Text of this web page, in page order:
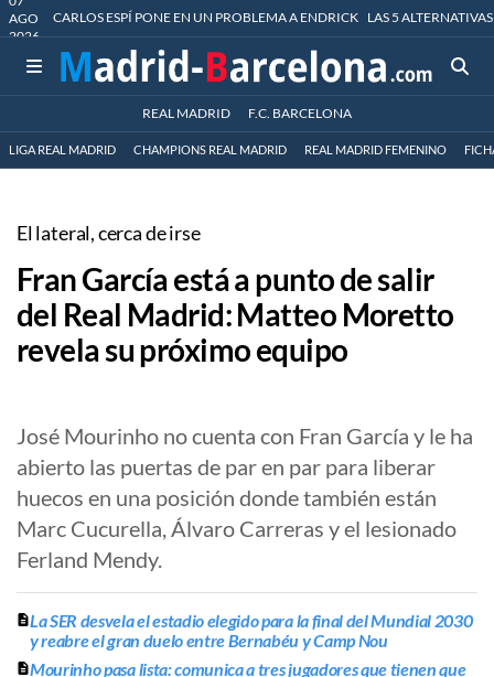
AGO
2026
CARLOS ESPÍ PONE EN UN PROBLEMA A ENDRICK LAS 5
REAL MADRID F.C. BARCELONA
LIGA REAL MADRID CHAMPIONS REAL MADRID REAL MADRID FEMENINO
El lateral, cerca de irse
Fran García está a punto de salir
del Real Madrid: Matteo Moretto
revela su próximo equipo
José Mourinho no cuenta con Fran García y le ha
abierto las puertas de par en par para liberar
huecos en una posición donde también están
Marc Cucurella, Álvaro Carreras y el lesionado
Ferland Mendy.
La SER desvela el estadio elegido para la final del Mundial 2030
y reabre el gran duelo entre Bernabéu y Camp Nou
Mourinho pasa lista: comunica a tres jugadores que tienen que